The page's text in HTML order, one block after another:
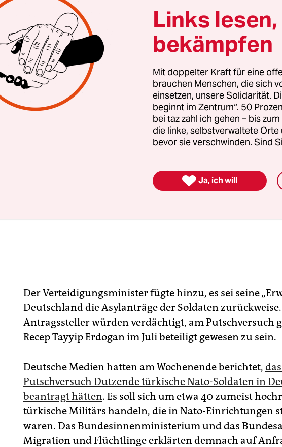
mit sich bringen“.
„Für ein Land wie Deutschland, dass sehr enge
politische Beziehungen zur Türkei hat, wäre es zutiefst
Schutz zu gewähren“, sagte Isik in einem am Sonntag
amtlichen Nachrichtenagentur Anadolu verbreiteten
Der Verteidigungsminister fügte hinzu, es sei seine
Deutschland die Asylanträge der Soldaten
Antragssteller würden verdächtigt, am Putschversuch
Recep Tayyip Erdogan im Juli beteiligt gewesen zu sein.
Deutsche Medien hatten am Wochenende berichtet,
Putschversuch Dutzende türkische Nato-Soldaten in
beantragt hätten. Es soll sich um etwa 40 zumeist
türkische Militärs handeln, die in Nato-Einrichtungen
waren. Das Bundesinnenministerium und das
Migration und Flüchtlinge erklärten demnach auf
Links
bekämpfen
Mit doppelter Kraft für eine
brauchen Menschen, die sich
einsetzen, unsere Solidarität.
beginnt im Zentrum“. 50
bei taz zahl ich gehen – bis
die linke, selbstverwaltete
bevor sie verschwinden. Sind
 Ja, ich will